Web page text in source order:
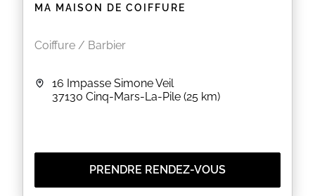
MA MAISON DE COIFFURE
Coiffure / Barbier
16 Impasse Simone Veil
37130 Cinq-Mars-La-Pile (25 km)
PRENDRE RENDEZ-VOUS